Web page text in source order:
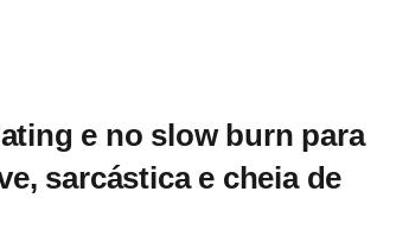
e no slow burn para
sarcástica e cheia de